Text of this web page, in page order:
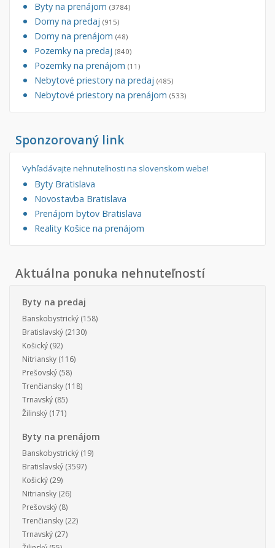
Pozemok
Stavebné pozemky
Bývanie a rekreácia
Priemyselný pozemok
Poľnohospodárske pozemky
Záhrada
Nebytové priestory
Administratívne, obchodné
Skladové, výrobné
Rekreačné, reštauračné
Byty na prenájom (3784)
Domy na predaj (915)
Domy na prenájom (48)
Pozemky na predaj (840)
Pozemky na prenájom (11)
Nebytové priestory na predaj (485)
Nebytové priestory na prenájom (533)
Sponzorovaný link
Vyhľadávajte nehnuteľnosti na slovenskom webe!
Byty Bratislava
Novostavba Bratislava
Prenájom bytov Bratislava
Reality Košice na prenájom
Aktuálna ponuka nehnuteľností
Byty na predaj
Banskobystrický (158)
Bratislavský (2130)
Košický (92)
Nitriansky (116)
Prešovský (58)
Trenčiansky (118)
Trnavský (85)
Žilinský (171)
Byty na prenájom
Banskobystrický (19)
Bratislavský (3597)
Košický (29)
Nitriansky (26)
Prešovský (8)
Trenčiansky (22)
Trnavský (27)